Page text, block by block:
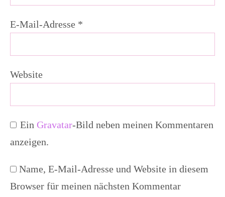
E-Mail-Adresse *
Website
Ein Gravatar-Bild neben meinen Kommentaren
anzeigen.
Name, E-Mail-Adresse und Website in diesem
Browser für meinen nächsten Kommentar